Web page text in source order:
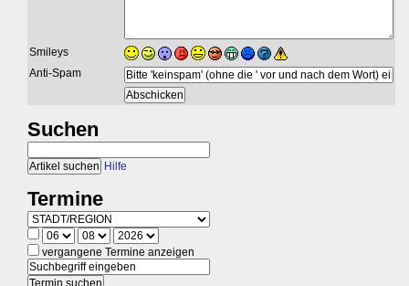
Smileys
Anti-Spam
Suchen
Hilfe
Termine
vergangene Termine anzeigen